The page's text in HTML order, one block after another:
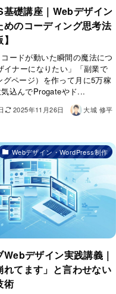
礎講座｜Webデザイン
めのコーディング思考法
ードが動いた瞬間の魔法につ
イナーになりたい」「副業で
グページ）を作って月に5万稼
込んでProgateやド...
2025年11月26日 大城 修平
Webデザイン・WordPress制作
Webデザイン実践講義｜
れてます」と言わせない
術